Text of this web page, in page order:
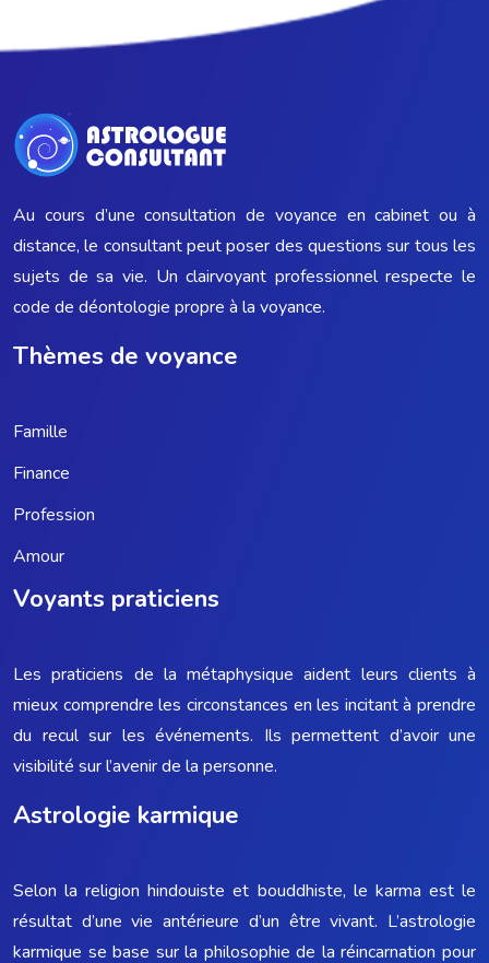
Au cours d’une consultation de voyance en cabinet ou à
distance, le consultant peut poser des questions sur tous les
sujets de sa vie. Un clairvoyant professionnel respecte le
code de déontologie propre à la voyance.
Thèmes de voyance
Famille
Finance
Profession
Amour
Voyants praticiens
Les praticiens de la métaphysique aident leurs clients à
mieux comprendre les circonstances en les incitant à prendre
du recul sur les événements. Ils permettent d’avoir une
visibilité sur l’avenir de la personne.
Astrologie karmique
Selon la religion hindouiste et bouddhiste, le karma est le
résultat d’une vie antérieure d’un être vivant. L’astrologie
karmique se base sur la philosophie de la réincarnation pour